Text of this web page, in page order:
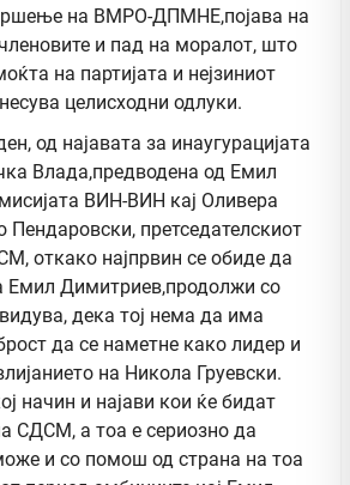
на ВМРО-ДПМНЕ,појава на
членовите и пад на моралот, што
на партијата и нејзиниот
целисходни одлуки.
од најавата за инаугурацијата
Влада,предводена од Емил
ВИН-ВИН кај Оливера
Пендаровски, претседателскиот
откако најпрвин се обиде да
Емил Димитриев,продолжи со
дека тој нема да има
да се наметне како лидер и
на Никола Груевски.
начин и најави кои ќе бидат
СДСМ, а тоа е сериозно да
и со помош од страна на тоа